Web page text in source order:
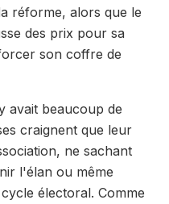
réforme, alors que le
des prix pour sa
son coffre de
avait beaucoup de
craignent que leur
ne sachant
l'élan ou même
électoral. Comme